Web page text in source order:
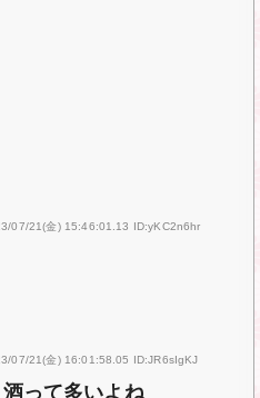
07/21(金) 15:46:01.13 ID:yKC2n6hr
07/21(金) 16:01:58.05 ID:JR6sIgKJ
って多いよね